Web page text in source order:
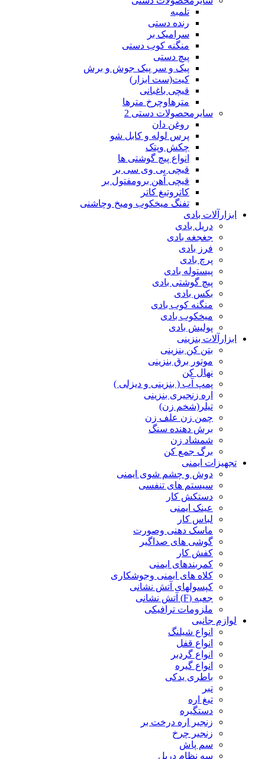
تلمبه
رنده دستی
سرامیک بر
منگنه کوب دستی
پیچ دستی
پیک و سر پیک جوش و برش
کیت(ست ابزار)
قیچی باغبانی
مترهاوچرخ مترها
سایرمحصولات دستی 2
روغن دان
پرس لوله و کابل شو
چکش وپتک
انواع پیچ گوشتی ها
قیچی پی وی سی بر
قیچی آهن برومفتول بر
کاتروتیغ کاتر
تفنگ میخکوب ومیخ وچاشنی
ابزارآلات بادی
دریل بادی
جغجغه بادی
فرز بادی
پرچ بادی
پیستوله بادی
پیچ گوشتی بادی
بکس بادی
منگنه کوب بادی
میخکوب بادی
پولیش بادی
ابزارآلات بنزینی
بتن کن بنزینی
موتور برق بنزینی
نهال کن
پمپ آب ( بنزینی و دیزلی )
اره زنجیری بنزینی
تیلر(شخم زن)
چمن زن علف زن
برش دهنده سنگ
شمشاد زن
برگ جمع کن
تجهیزات ایمنی
دوش و چشم شوی ایمنی
سیستم های تنفسی
دستکش کار
عینک ایمنی
لباس کار
ماسک دهنی وصورت
گوشی های صداگیر
کفش کار
کمربندهای ایمنی
کلاه های ایمنی وجوشکاری
کپسولهای آتش نشانی
جعبه (F) آتش نشانی
ملزومات ترافیکی
لوازم جانبی
انواع شیلنگ
انواع قفل
انواع گردبر
انواع گیره
باطری یدکی
تبر
تیغ اره
دستگیره
زنجیر اره درخت بر
زنجیر چرخ
سم پاش
سه نظام دریل